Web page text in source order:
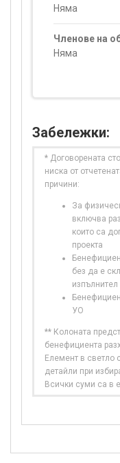
Няма
Членове на
Няма
Забележки:
* Договорената
ниска от
причини:
За
включва
които са
проекта
без да е
изпълнител
УО
** Колоната
бенефициента
Елемент в светло
детайли при
Всички суми са в